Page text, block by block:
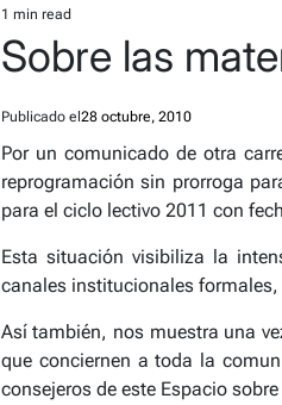
IN
Estimated
read
time
1 min read
Sobre las
Publicado el 28 octubre, 2010
Por un comunicado de otra
reprogramación sin prorroga
para el ciclo lectivo 2011 con
Esta situación visibiliza la
canales institucionales
Así también, nos muestra una
que conciernen a toda la
consejeros de este Espacio